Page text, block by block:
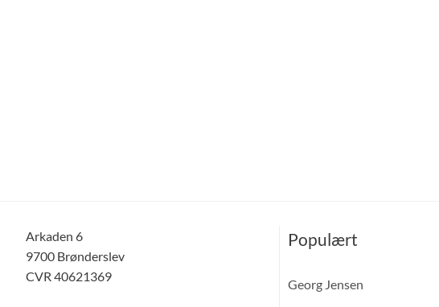
Arkaden 6
9700 Brønderslev
CVR 40621369
Populært
Georg Jensen